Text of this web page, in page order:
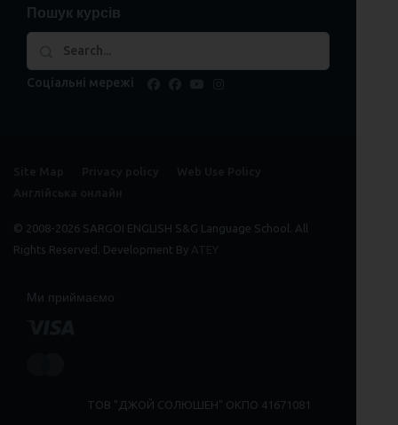
Пошук курсів
Соціальні мережі
© 2008-2026 SARGOI ENGLISH S&G Language School. All
Rights Reserved. Development By
Ми приймаємо
ТОВ "ДЖОЙ СОЛЮШЕН" ОКПО 41671081